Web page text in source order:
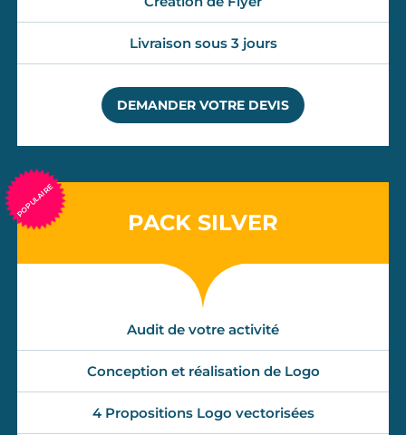
Livraison sous 3 jours
DEMANDER VOTRE DEVIS
POPULAIRE
PACK SILVER
Audit de votre activité
Conception et réalisation de Logo
4 Propositions Logo vectorisées